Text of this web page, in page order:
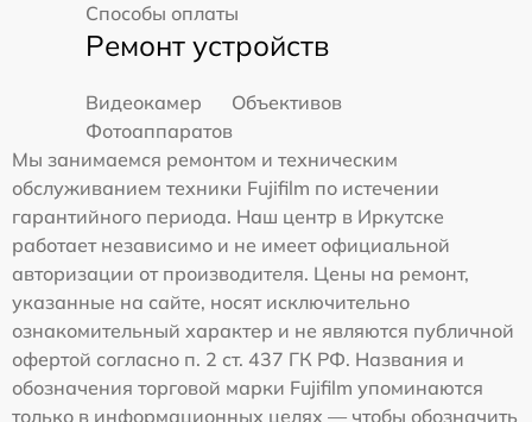
Способы оплаты
Ремонт устройств
Видеокамер
Объективов
Фотоаппаратов
Мы занимаемся ремонтом и техническим
обслуживанием техники Fujifilm по истечении
гарантийного периода. Наш центр в Иркутске
работает независимо и не имеет официальной
авторизации от производителя. Цены на ремонт,
указанные на сайте, носят исключительно
ознакомительный характер и не являются публичной
офертой согласно п. 2 ст. 437 ГК РФ. Названия и
обозначения торговой марки Fujifilm упоминаются
только в информационных целях — чтобы обозначить